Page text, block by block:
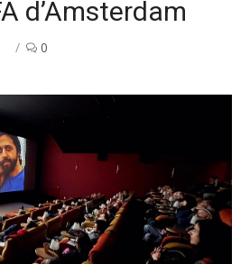
d’Amsterdam
Auteur/autrice
0